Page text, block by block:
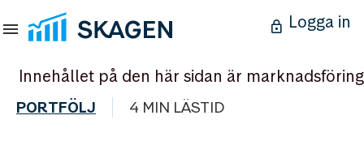
Logga in
Innehållet på den här sidan är marknadsföring
PORTFÖLJ 4 MIN LÄSTID